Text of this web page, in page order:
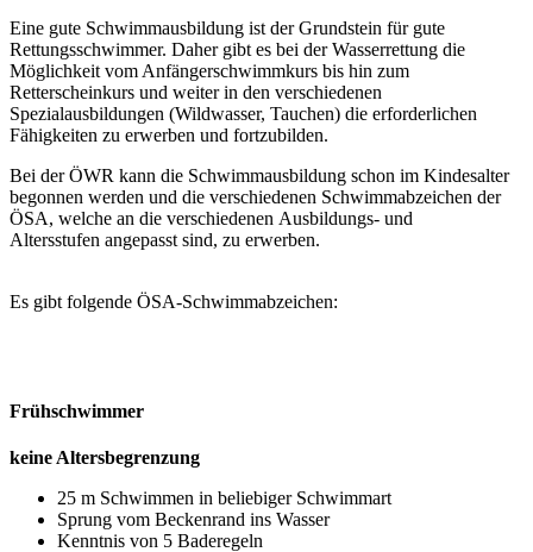
Eine gute Schwimmausbildung ist der Grundstein für gute
Rettungsschwimmer. Daher gibt es bei der Wasserrettung die
Möglichkeit vom Anfängerschwimmkurs bis hin zum
Retterscheinkurs und weiter in den verschiedenen
Spezialausbildungen (Wildwasser, Tauchen) die erforderlichen
Fähigkeiten zu erwerben und fortzubilden.
Bei der ÖWR kann die Schwimmausbildung schon im Kindesalter
begonnen werden und die verschiedenen Schwimmabzeichen der
ÖSA, welche an die verschiedenen Ausbildungs- und
Altersstufen angepasst sind, zu erwerben.
Es gibt folgende ÖSA-Schwimmabzeichen:
Frühschwimmer
keine Altersbegrenzung
25 m Schwimmen in beliebiger Schwimmart
Sprung vom Beckenrand ins Wasser
Kenntnis von 5 Baderegeln